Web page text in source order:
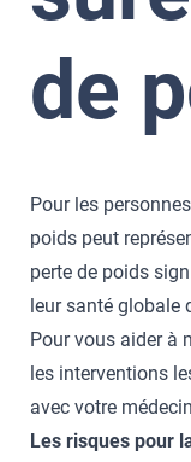
de
Pour les
poids peut
perte de poids
leur santé globale
Pour vous aider à
les interventions
avec votre
Les risques pour